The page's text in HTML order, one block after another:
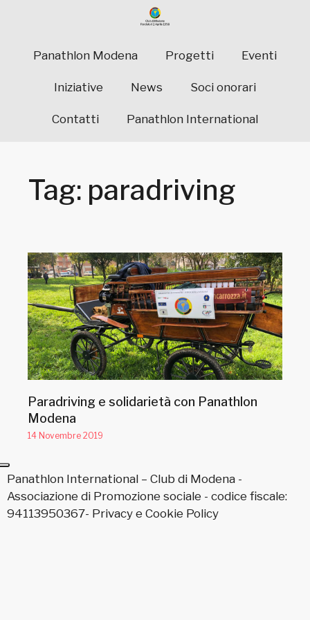
Panathlon Modena Progetti Eventi
Iniziative News Soci onorari
Contatti Panathlon International
Tag: paradriving
Paradriving e solidarietà con Panathlon
Modena
14 Novembre 2019
Panathlon International – Club di Modena -
Associazione di Promozione sociale - codice fiscale:
94113950367- Privacy e Cookie Policy